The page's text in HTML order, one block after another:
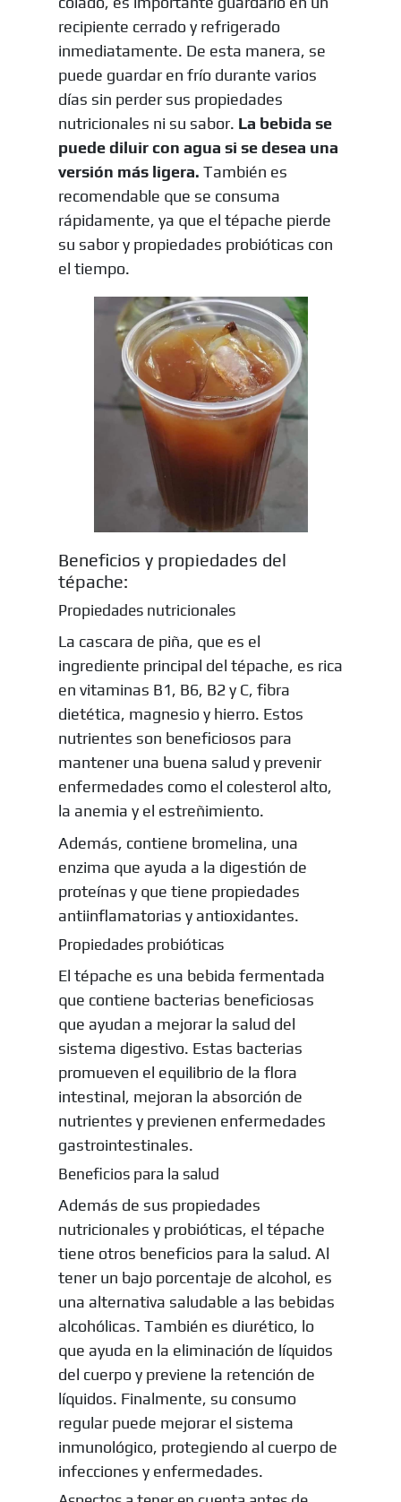
recipiente cerrado y refrigerado
inmediatamente. De esta manera, se
puede guardar en frío durante varios
días sin perder sus propiedades
nutricionales ni su sabor. La bebida se
puede diluir con agua si se desea una
versión más ligera. También es
recomendable que se consuma
rápidamente, ya que el tépache pierde
su sabor y propiedades probióticas con
el tiempo.
Beneficios y propiedades del
tépache:
Propiedades nutricionales
La cascara de piña, que es el
ingrediente principal del tépache, es rica
en vitaminas B1, B6, B2 y C, fibra
dietética, magnesio y hierro. Estos
nutrientes son beneficiosos para
mantener una buena salud y prevenir
enfermedades como el colesterol alto,
la anemia y el estreñimiento.
Además, contiene bromelina, una
enzima que ayuda a la digestión de
proteínas y que tiene propiedades
antiinflamatorias y antioxidantes.
Propiedades probióticas
El tépache es una bebida fermentada
que contiene bacterias beneficiosas
que ayudan a mejorar la salud del
sistema digestivo. Estas bacterias
promueven el equilibrio de la flora
intestinal, mejoran la absorción de
nutrientes y previenen enfermedades
gastrointestinales.
Beneficios para la salud
Además de sus propiedades
nutricionales y probióticas, el tépache
tiene otros beneficios para la salud. Al
tener un bajo porcentaje de alcohol, es
una alternativa saludable a las bebidas
alcohólicas. También es diurético, lo
que ayuda en la eliminación de líquidos
del cuerpo y previene la retención de
líquidos. Finalmente, su consumo
regular puede mejorar el sistema
inmunológico, protegiendo al cuerpo de
infecciones y enfermedades.